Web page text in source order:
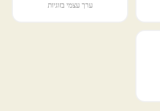
ערך עצמי בזוגיות